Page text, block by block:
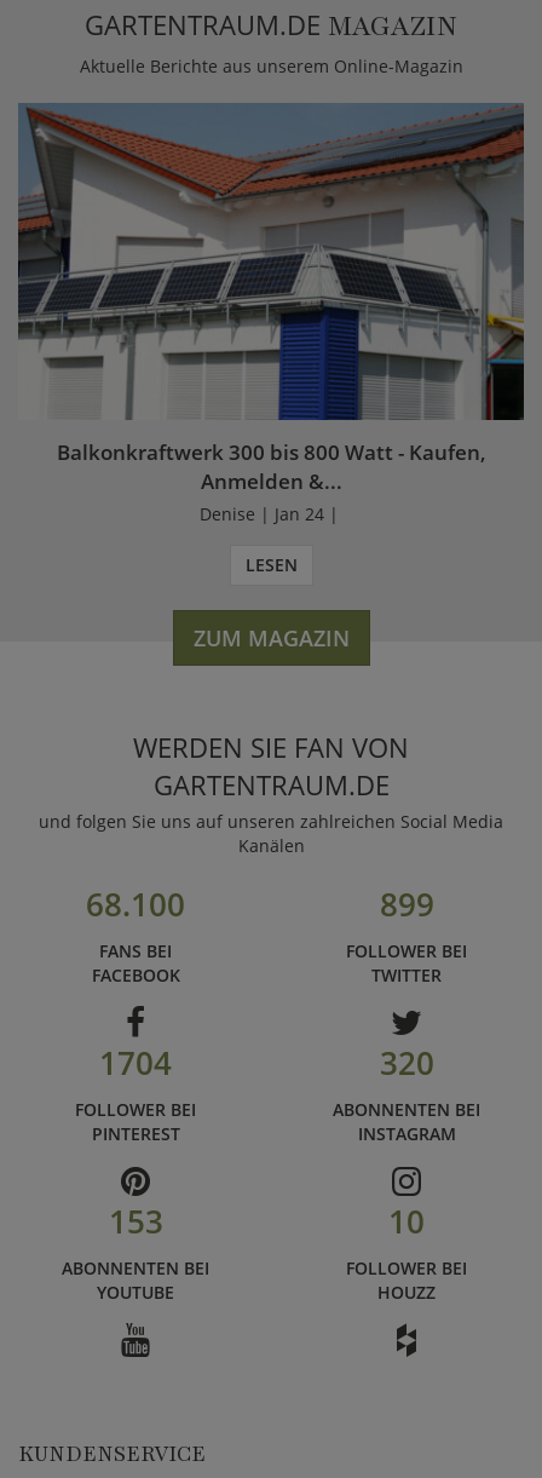
GARTENTRAUM.DE MAGAZIN
Aktuelle Berichte aus unserem Online-Magazin
Balkonkraftwerk 300 bis 800 Watt - Kaufen,
Anmelden &...
Denise | Jan 24 |
LESEN
ZUM MAGAZIN
WERDEN SIE FAN VON
GARTENTRAUM.DE
und folgen Sie uns auf unseren zahlreichen Social Media
Kanälen
68.100
FANS BEI
FACEBOOK
899
FOLLOWER BEI
TWITTER
1704
FOLLOWER BEI
PINTEREST
320
ABONNENTEN BEI
INSTAGRAM
153
ABONNENTEN BEI
YOUTUBE
10
FOLLOWER BEI
HOUZZ
KUNDENSERVICE